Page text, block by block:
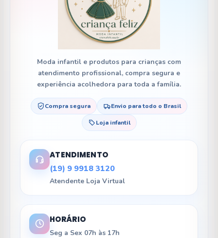
Moda infantil e produtos para crianças com
atendimento profissional, compra segura e
experiência acolhedora para toda a família.
Compra segura Envio para todo o Brasil
Loja infantil
ATENDIMENTO
(19) 9 9918 3120
Atendente Loja Virtual
HORÁRIO
Seg a Sex 07h às 17h